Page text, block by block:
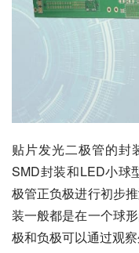
贴片发光二极管的封
SMD封装和LED小球
极管正负极进行初步
装一般都是在一个球
极和负极可以通过观